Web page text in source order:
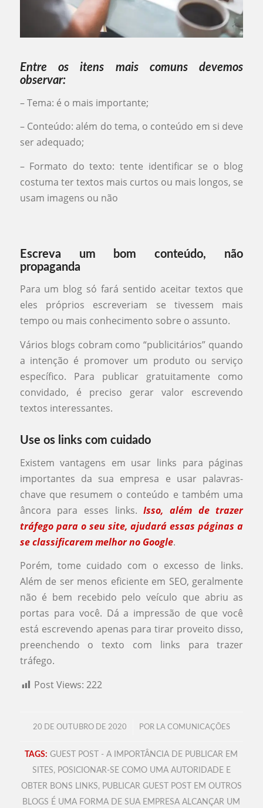
Entre os itens mais comuns devemos
observar:
– Tema: é o mais importante;
– Conteúdo: além do tema, o conteúdo em si deve
ser adequado;
– Formato do texto: tente identificar se o blog
costuma ter textos mais curtos ou mais longos, se
usam imagens ou não
Escreva um bom conteúdo, não
propaganda
Para um blog só fará sentido aceitar textos que
eles próprios escreveriam se tivessem mais
tempo ou mais conhecimento sobre o assunto.
Vários blogs cobram como “publicitários” quando
a intenção é promover um produto ou serviço
específico. Para publicar gratuitamente como
convidado, é preciso gerar valor escrevendo
textos interessantes.
Use os links com cuidado
Existem vantagens em usar links para páginas
importantes da sua empresa e usar palavras-
chave que resumem o conteúdo e também uma
âncora para esses links. Isso, além de trazer
tráfego para o seu site, ajudará essas páginas a
se classificarem melhor no Google.
Porém, tome cuidado com o excesso de links.
Além de ser menos eficiente em SEO, geralmente
não é bem recebido pelo veículo que abriu as
portas para você. Dá a impressão de que você
está escrevendo apenas para tirar proveito disso,
preenchendo o texto com links para trazer
tráfego.
Post Views: 222
20 DE OUTUBRO DE 2020
/ POR LA COMUNICAÇÕES
TAGS: GUEST POST - A IMPORTÂNCIA DE PUBLICAR EM
SITES, POSICIONAR-SE COMO UMA AUTORIDADE E
OBTER BONS LINKS, PUBLICAR GUEST POST EM OUTROS
BLOGS É UMA FORMA DE SUA EMPRESA ALCANÇAR UM